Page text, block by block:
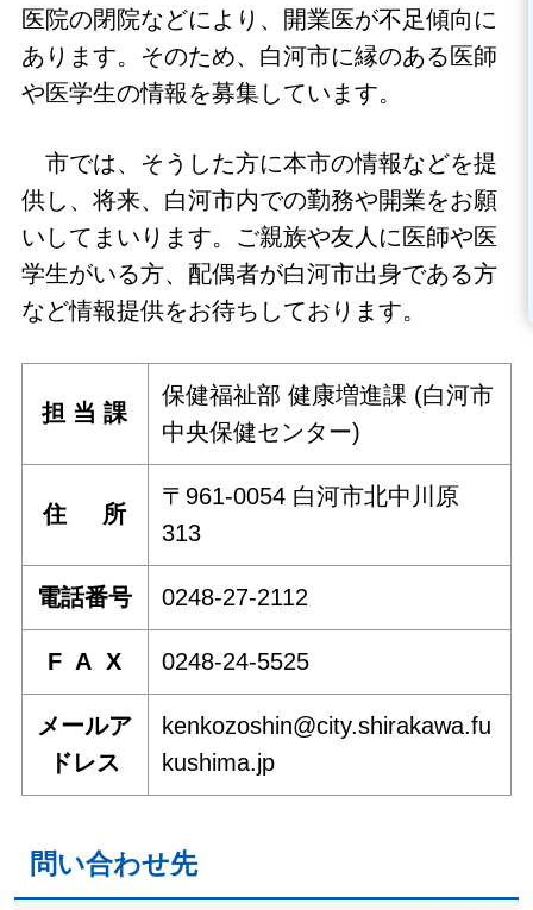
医院の閉院などにより、開業医が不足傾向に
あります。そのため、白河市に縁のある医師
や医学生の情報を募集しています。
市では、そうした方に本市の情報などを提
供し、将来、白河市内での勤務や開業をお願
いしてまいります。ご親族や友人に医師や医
学生がいる方、配偶者が白河市出身である方
など情報提供をお待ちしております。
担 当 課
保健福祉部 健康増進課 (白河市
中央保健センター)
住 所
〒961-0054 白河市北中川原
313
電話番号 0248-27-2112
F A X 0248-24-5525
メールア
ドレス
kenkozoshin@city.shirakawa.fu
kushima.jp
問い合わせ先